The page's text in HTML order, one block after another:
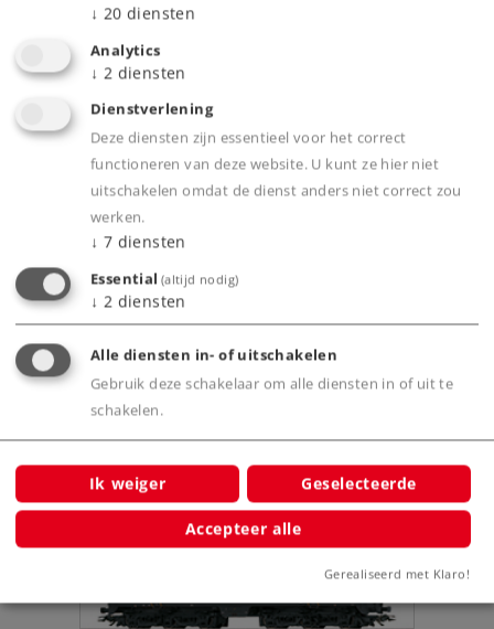
Highlights
Geladen met aantrekkelijke containers.
Containers afneembaar en stapelbaar.
Insteekbare rongen worden meegeleverd.
Product
Productinfo
Bijbehorende producten
↓ 20 diensten
Analytics
↓ 2 diensten
Dienstverlening
Deze diensten zijn essentieel voor het correct
functioneren van deze website. U kunt ze hier niet
uitschakelen omdat de dienst anders niet correct zou
werken.
↓ 7 diensten
Essential (altijd nodig)
↓ 2 diensten
Alle diensten in- of uitschakelen
Gebruik deze schakelaar om alle diensten in of uit te
schakelen.
Ik weiger Geselecteerde
Accepteer alle
Gerealiseerd met Klaro!